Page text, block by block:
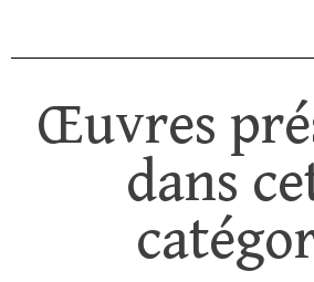
Œuvres
dans